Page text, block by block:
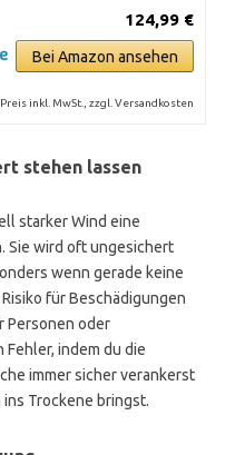
124,99 €
Bei Amazon ansehen
Preis inkl. MwSt., zzgl. Versandkosten
stehen lassen
starker Wind eine
Sie wird oft ungesichert
wenn gerade keine
für Beschädigungen
Personen oder
Fehler, indem du die
immer sicher verankerst
Trockene bringst.